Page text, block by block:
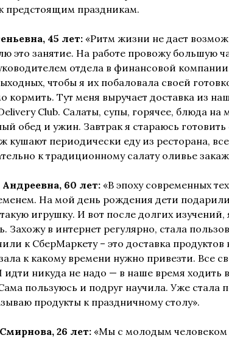
предстоящим праздникам.
45 лет: «Ритм жизни не дает
это занятие. На работе провожу большую
отдела в финансовой
чтобы я их побаловала своей
кормить. Тут меня выручает доставка из
Club. Салаты, супы, горячее, блюда на
обед и ужин. Завтрак я стараюсь
кушают периодически еду из ресторана,
к традиционному салату оливье
60 лет: «В эпоху современных
На мой день рождения дети
игрушку. И вот после долгих
Захожу в интернет регулярно, стала
к СберМаркету – это доставка
к какому времени нужно привезти. Все
идти никуда не надо — в наше время ходить
пользуюсь и подруг научила. Уже стала
продукты к праздничному столу».
26 лет: «Мы с молодым человеком